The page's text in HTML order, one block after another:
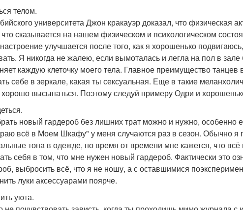
телом.
университета Джон кракауэр доказал, что физическая
что сказывается на нашем физическом и психологическом
улучшается после того, как я хорошенько
Я никогда не жалею, если вымоталась и легла на пол в зале
каждую клеточку моего тела. Главное преимущество
себе в зеркале, какая ты сексуальная. Еще в такие
высыпаться. Поэтому следуй примеру Одри и
новый гардероб без лишних трат можно и нужно, особенно
всё в Моем Шкафу" у меня случаются раз в сезон. Обычно я
тона в одежде, но время от времени мне кажется, что
себя в том, что мне нужен новый гардероб. Фактически это
выбросить всё, что я не ношу, а с оставшимися
луки аксессуарами поярче.
уюта.